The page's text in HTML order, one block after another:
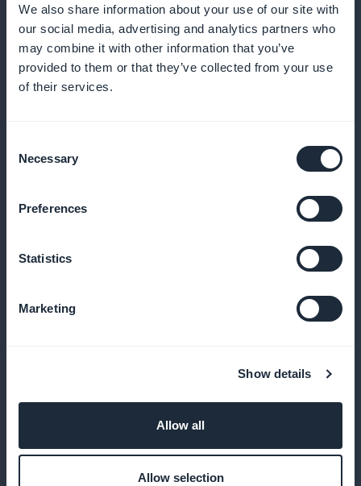
We also share information about your use of our site with
our social media, advertising and analytics partners who
may combine it with other information that you’ve
provided to them or that they’ve collected from your use
of their services.
Selection
Necessary
Preferences
Statistics
Marketing
Show details
Allow all
Allow selection
Tarjoa kohdennettuja kampanjoita
asiakasuskollisuuden lisäämiseksi ja ostojen
edistämiseksi
White-label-laajennus
tuotemerkilläsi
Artikkelien kirjoittaminen luomustesi
edistämiseksi